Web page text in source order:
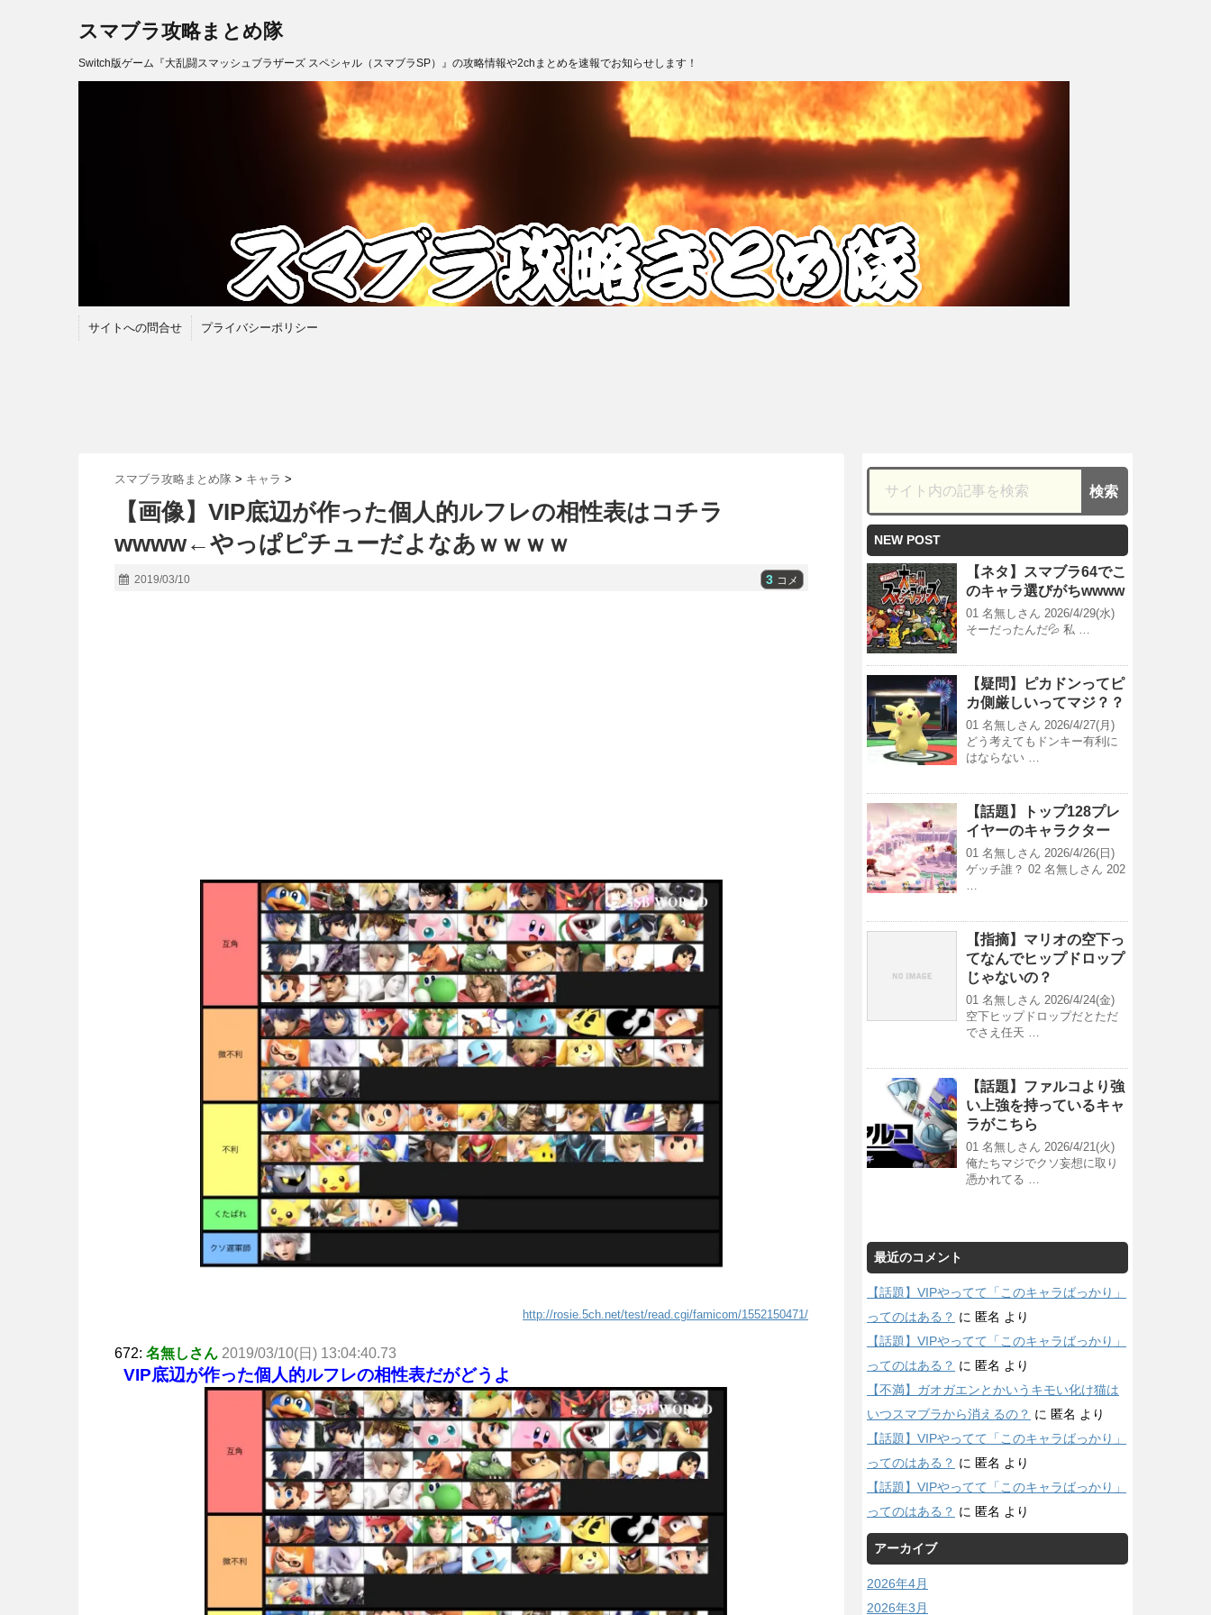
スマブラ攻略まとめ隊
Switch版ゲーム『大乱闘スマッシュブラザーズ スペシャル（スマブラSP）』の攻略情報や2chまとめを速報でお知らせします！
サイトへの問合せ プライバシーポリシー
スマブラ攻略まとめ隊 > キャラ >
【画像】VIP底辺が作った個人的ルフレの相性表はコチラ
wwww←やっぱピチューだよなあｗｗｗｗ
2019/03/10 3 コメ
http://rosie.5ch.net/test/read.cgi/famicom/1552150471/
672: 名無しさん 2019/03/10(日) 13:04:40.73
VIP底辺が作った個人的ルフレの相性表だがどうよ
NEW POST
【ネタ】スマブラ64でこ
のキャラ選びがちwwww
01 名無しさん 2026/4/29(水)
そーだったんだ💦 私 …
【疑問】ピカドンってピ
カ側厳しいってマジ？？
01 名無しさん 2026/4/27(月)
どう考えてもドンキー有利に
はならない …
【話題】トップ128プレ
イヤーのキャラクター
01 名無しさん 2026/4/26(日)
ゲッチ誰？ 02 名無しさん 202
…
【指摘】マリオの空下っ
てなんでヒップドロップ
じゃないの？
01 名無しさん 2026/4/24(金)
空下ヒップドロップだとただ
でさえ任天 …
【話題】ファルコより強
い上強を持っているキャ
ラがこちら
01 名無しさん 2026/4/21(火)
俺たちマジでクソ妄想に取り
憑かれてる …
最近のコメント
【話題】VIPやってて「このキャラばっかり」
ってのはある？ に 匿名 より
【話題】VIPやってて「このキャラばっかり」
ってのはある？ に 匿名 より
【不満】ガオガエンとかいうキモい化け猫は
いつスマブラから消えるの？ に 匿名 より
【話題】VIPやってて「このキャラばっかり」
ってのはある？ に 匿名 より
【話題】VIPやってて「このキャラばっかり」
ってのはある？ に 匿名 より
アーカイブ
2026年4月
2026年3月